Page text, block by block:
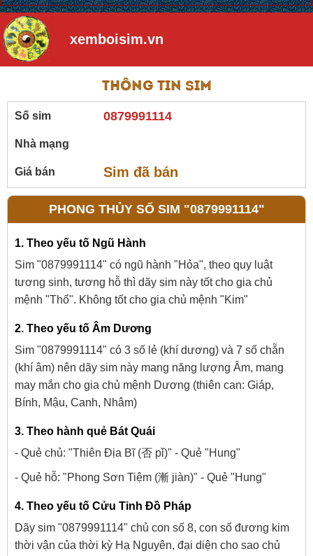
xemboisim.vn
Thông tin sim
Số sim 0879991114
Nhà mạng
Giá bán Sim đã bán
PHONG THỦY SỐ SIM "0879991114"
1. Theo yếu tố Ngũ Hành
Sim "0879991114" có ngũ hành "Hỏa", theo quy luật
tương sinh, tương hỗ thì dãy sim này tốt cho gia chủ
mệnh "Thổ". Không tốt cho gia chủ mệnh "Kim"
2. Theo yếu tố Âm Dương
Sim "0879991114" có 3 số lẻ (khí dương) và 7 số chẵn
(khí âm) nên dãy sim này mang năng lượng Âm, mang
may mắn cho gia chủ mệnh Dương (thiên can: Giáp,
Bính, Mậu, Canh, Nhâm)
3. Theo hành quẻ Bát Quái
- Quẻ chủ: "Thiên Địa Bĩ (否 pǐ)" - Quẻ "Hung"
- Quẻ hỗ: "Phong Sơn Tiệm (漸 jiàn)" - Quẻ "Hung"
4. Theo yếu tố Cửu Tinh Đồ Pháp
Dãy sim "0879991114" chủ con số 8, con số đương kim
thời vận của thời kỳ Hạ Nguyên, đại diện cho sao chủ